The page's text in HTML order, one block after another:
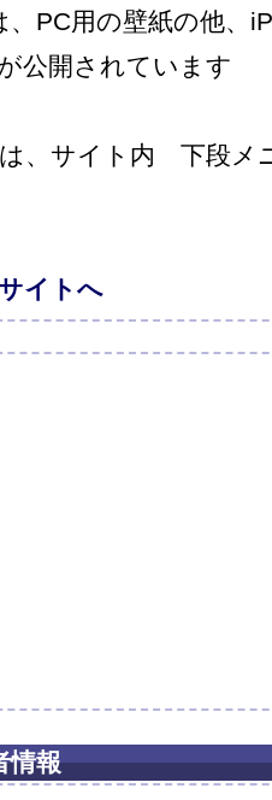
PC用の壁紙の他、
公開されています
、サイト内 下段メ
イトへ
情報